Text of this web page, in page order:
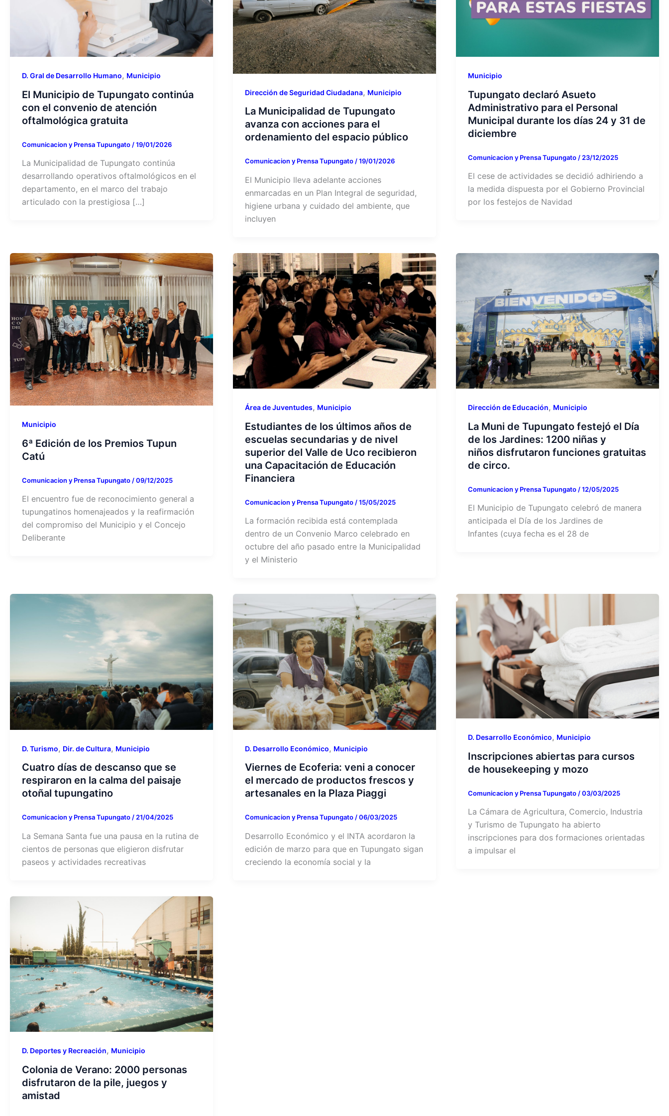
D. Gral de Desarrollo Humano, Municipio
El Municipio de Tupungato continúa
con el convenio de atención
oftalmológica gratuita
Comunicacion y Prensa Tupungato /19/01/2026
La Municipalidad de Tupungato continúa
desarrollando operativos oftalmológicos en el
departamento, en el marco del trabajo
articulado con la prestigiosa […]
Dirección de Seguridad Ciudadana, Municipio
La Municipalidad de Tupungato
avanza con acciones para el
ordenamiento del espacio público
Comunicacion y Prensa Tupungato/19/01/2026
El Municipio lleva adelante acciones
enmarcadas en un Plan Integral de seguridad,
higiene urbana y cuidado del ambiente, que
incluyen
Municipio
Tupungato declaró Asueto
Administrativo para el Personal
Municipal durante los días 24 y 31 de
diciembre
Comunicacion y Prensa Tupungato / 23/12/2025
El cese de actividades se decidió adhiriendo a
la medida dispuesta por el Gobierno Provincial
por los festejos de Navidad
Municipio
6ª Edición de los Premios Tupun
Catú
Comunicacion y Prensa Tupungato /09/12/2025
El encuentro fue de reconocimiento general a
tupungatinos homenajeados y la reafirmación
del compromiso del Municipio y el Concejo
Deliberante
Área de Juventudes, Municipio
Estudiantes de los últimos años de
escuelas secundarias y de nivel
superior del Valle de Uco recibieron
una Capacitación de Educación
Financiera
Comunicacion y Prensa Tupungato /15/05/2025
La formación recibida está contemplada
dentro de un Convenio Marco celebrado en
octubre del año pasado entre la Municipalidad
y el Ministerio
Dirección de Educación, Municipio
La Muni de Tupungato festejó el Día
de los Jardines: 1200 niñas y
niños disfrutaron funciones gratuitas
de circo.
Comunicacion y Prensa Tupungato /12/05/2025
El Municipio de Tupungato celebró de manera
anticipada el Día de los Jardines de
Infantes (cuya fecha es el 28 de
D. Turismo, Dir. de Cultura, Municipio
Cuatro días de descanso que se
respiraron en la calma del paisaje
otoñal tupungatino
Comunicacion y Prensa Tupungato/21/04/2025
La Semana Santa fue una pausa en la rutina de
cientos de personas que eligieron disfrutar
paseos y actividades recreativas
D. Desarrollo Económico, Municipio
Viernes de Ecoferia: veni a conocer
el mercado de productos frescos y
artesanales en la Plaza Piaggi
Comunicacion y Prensa Tupungato/06/03/2025
Desarrollo Económico y el INTA acordaron la
edición de marzo para que en Tupungato sigan
creciendo la economía social y la
D. Desarrollo Económico, Municipio
Inscripciones abiertas para cursos
de housekeeping y mozo
Comunicacion y Prensa Tupungato /03/03/2025
La Cámara de Agricultura, Comercio, Industria
y Turismo de Tupungato ha abierto
inscripciones para dos formaciones orientadas
a impulsar el
D. Deportes y Recreación, Municipio
Colonia de Verano: 2000 personas
disfrutaron de la pile, juegos y
amistad